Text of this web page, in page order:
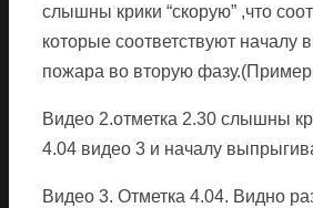
слышны крики “скорую” ,что
которые соответствуют
пожара во вторую
Видео 2.отметка 2.30 слышны
4.04 видео 3 и началу
Видео 3. Отметка 4.04. Видно